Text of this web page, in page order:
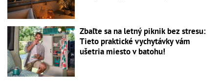
Zbaľte sa na letný piknik bez stresu:
Tieto praktické vychytávky vám
ušetria miesto v batohu!